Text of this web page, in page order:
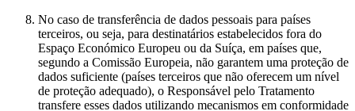
No caso de transferência de dados pessoais para países
terceiros, ou seja, para destinatários estabelecidos fora do
Espaço Económico Europeu ou da Suíça, em países que,
segundo a Comissão Europeia, não garantem uma proteção de
dados suficiente (países terceiros que não oferecem um nível
de proteção adequado), o Responsável pelo Tratamento
transfere esses dados utilizando mecanismos em conformidade